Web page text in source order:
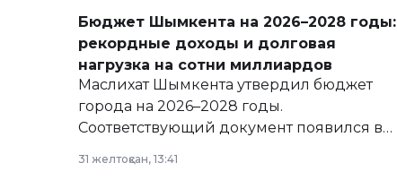
Бюджет Шымкента на 2026–2028 годы:
рекордные доходы и долговая
нагрузка на сотни миллиардов
Маслихат Шымкента утвердил бюджет
города на 2026–2028 годы.
Соответствующий документ появился в
сайте маслихат города.
31 желтоқсан, 13:41